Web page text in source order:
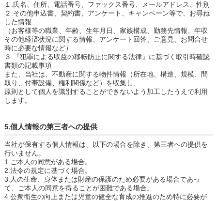
１.氏名、住所、電話番号、ファックス番号、メールアドレス、性別
２.その他申込書、契約書、アンケート、キャンペーン等で、お尋ね
した情報
（お客様等の職業、年齢、生年月日、家族構成、勤務先情報、年収
その他経済状況に関する情報、アンケート回答、ご意見、お問合せ
時に必要な情報など）
３.『犯罪による収益の移転防止に関する法律』に基づく取引時確認
書類の記載事項
また、当社は、不動産に関する物件情報（所在地、構造、規模、間
取り、付帯設備、権利関係など）を収集し、
原則として個人を識別することができないよう加工したうえで利用
します。
5.個人情報の第三者への提供
当社が保有する個人情報は、以下の場合を除き、第三者への提供を
行いません。
1.ご本人の同意がある場合。
2.法令の規定に基づく場合。
3.人の生命、身体または財産の保護のため必要がある場合であっ
て、ご本人の同意を得ることが困難である場合。
4.公衆衛生の向上または児童の健全な育成の推進のため特に必要が